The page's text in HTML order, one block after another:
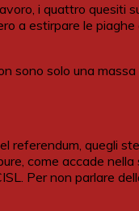
i quattro quesiti
a estirpare le
sono solo una
referendum, quegli
come accade
Per non parlare